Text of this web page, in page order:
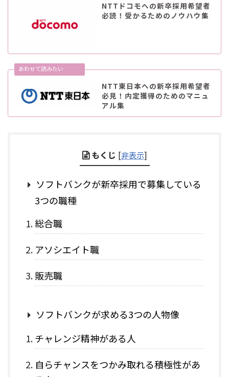
NTTドコモへの新卒採用希望者
必読！受かるためのノウハウ集
NTT東日本への新卒採用希望者
必見！内定獲得のためのマニュ
アル集
もくじ [非表示]
ソフトバンクが新卒採用で募集している
3つの職種
総合職
アソシエイト職
販売職
ソフトバンクが求める3つの人物像
チャレンジ精神がある人
自らチャンスをつかみ取れる積極性があ